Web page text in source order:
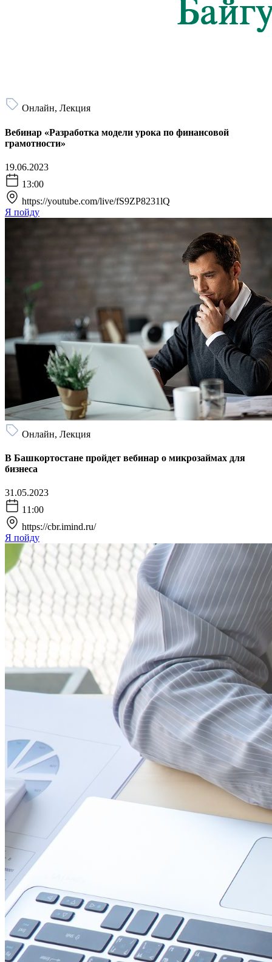
Онлайн, Лекция
Вебинар «Разработка модели урока по финансовой
грамотности»
19.06.2023
13:00
https://youtube.com/live/fS9ZP8231lQ
Я пойду
Онлайн, Лекция
В Башкортостане пройдет вебинар о микрозаймах для
бизнеса
31.05.2023
11:00
https://cbr.imind.ru/
Я пойду